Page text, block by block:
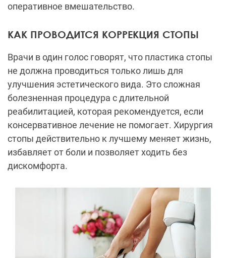
оперативное вмешательство.
КАК ПРОВОДИТСЯ КОРРЕКЦИЯ СТОПЫ
Врачи в один голос говорят, что пластика стопы
не должна проводиться только лишь для
улучшения эстетического вида. Это сложная
болезненная процедура с длительной
реабилитацией, которая рекомендуется, если
консервативное лечение не помогает. Хирургия
стопы действительно к лучшему меняет жизнь,
избавляет от боли и позволяет ходить без
дискомфорта.